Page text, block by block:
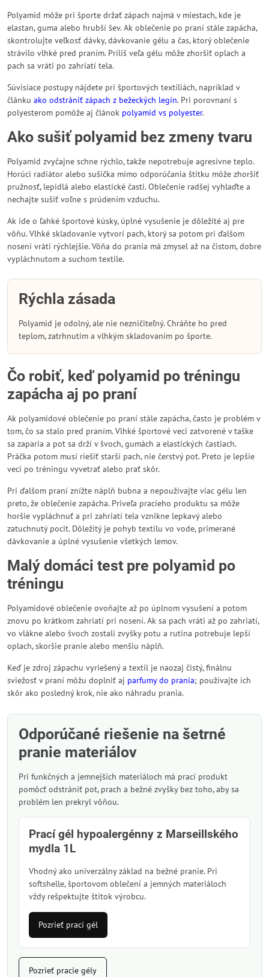
Polyamid môže pri športe držať zápach najmä v miestach, kde je
elastan, guma alebo hrubší šev. Ak oblečenie po praní stále zapácha,
skontrolujte veľkosť dávky, dávkovanie gélu a čas, ktorý oblečenie
strávilo vlhké pred praním. Príliš veľa gélu môže zhoršiť oplach a
pach sa vráti po zahriatí tela.
Súvisiace postupy nájdete pri športových textíliách, napríklad v
článku ako odstrániť zápach z bežeckých legín. Pri porovnaní s
polyesterom pomôže aj článok polyamid vs polyester.
Ako sušiť polyamid bez zmeny tvaru
Polyamid zvyčajne schne rýchlo, takže nepotrebuje agresívne teplo.
Horúci radiátor alebo sušička mimo odporúčania štítku môže zhoršiť
pružnosť, lepidlá alebo elastické časti. Oblečenie radšej vyhlaďte a
nechajte sušiť voľne s prúdením vzduchu.
Ak ide o ľahké športové kúsky, úplné vysušenie je dôležité aj pre
vôňu. Vlhké skladovanie vytvorí pach, ktorý sa potom pri ďalšom
nosení vráti rýchlejšie. Vôňa do prania má zmysel až na čistom, dobre
vypláchnutom a suchom textile.
Rýchla zásada
Polyamid je odolný, ale nie nezničiteľný. Chráňte ho pred
teplom, zatrhnutím a vlhkým skladovaním po športe.
Čo robiť, keď polyamid po tréningu
zapácha aj po praní
Ak polyamidové oblečenie po praní stále zapácha, často je problém v
tom, čo sa stalo pred praním. Vlhké športové veci zatvorené v taške
sa zaparia a pot sa drží v švoch, gumách a elastických častiach.
Práčka potom musí riešiť starší pach, nie čerstvý pot. Preto je lepšie
veci po tréningu vyvetrať alebo prať skôr.
Pri ďalšom praní znížte náplň bubna a nepoužívajte viac gélu len
preto, že oblečenie zapácha. Priveľa pracieho produktu sa môže
horšie vypláchnuť a pri zahriatí tela vznikne lepkavý alebo
zatuchnutý pocit. Dôležitý je pohyb textilu vo vode, primerané
dávkovanie a úplné vysušenie všetkých lemov.
Malý domáci test pre polyamid po
tréningu
Polyamidové oblečenie ovoňajte až po úplnom vysušení a potom
znovu po krátkom zahriatí pri nosení. Ak sa pach vráti až po zahriatí,
vo vlákne alebo švoch zostali zvyšky potu a rutina potrebuje lepší
oplach, skoršie pranie alebo menšiu náplň.
Keď je zdroj zápachu vyriešený a textil je naozaj čistý, finálnu
sviežosť v praní môžu doplniť aj parfumy do prania; používajte ich
skôr ako posledný krok, nie ako náhradu prania.
Odporúčané riešenie na šetrné
pranie materiálov
Pri funkčných a jemnejších materiáloch má prací produkt
pomôcť odstrániť pot, prach a bežné zvyšky bez toho, aby sa
problém len prekryl vôňou.
Prací gél hypoalergénny z Marseillského
mydla 1L
Vhodný ako univerzálny základ na bežné pranie. Pri
softshelle, športovom oblečení a jemných materiáloch
vždy rešpektujte štítok výrobcu.
Pozrieť prací gél
Pozrieť pracie gély